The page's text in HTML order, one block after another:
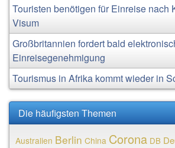
Touristen benötigen für Einreise nach
Visum
Großbritannien fordert bald
Einreisegenehmigung
Tourismus in Afrika kommt wieder in
Die häufigsten Themen
Australien Berlin China Corona DB